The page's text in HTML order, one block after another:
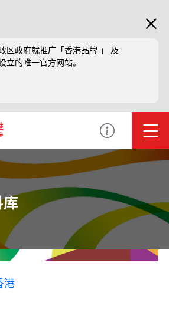
区政府就推广「香港品牌 」 及
立的唯一官方网站。
库
港